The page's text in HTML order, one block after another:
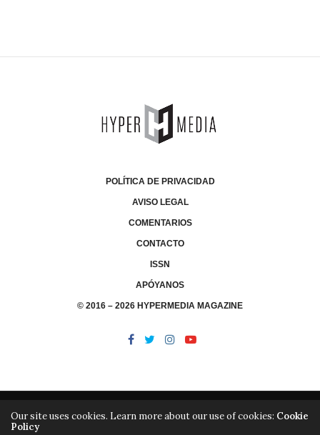
POLÍTICA DE PRIVACIDAD
AVISO LEGAL
COMENTARIOS
CONTACTO
ISSN
APÓYANOS
© 2016 – 2026 HYPERMEDIA MAGAZINE
LIBRERÍA
Our site uses cookies. Learn more about our use of cookies: Cookie
Policy